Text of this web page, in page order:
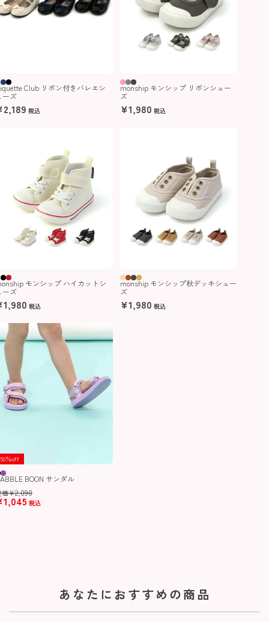
Club リボン付きバレエシ
ーズ
2,189 税込
monship モンシップ リボンシュー
ズ
¥1,980 税込
モンシップ ハイカットシ
ーズ
1,980 税込
monship モンシップ秋デッキシュー
ズ
¥1,980 税込
50％off
BOON サンダル
価¥2,090
1,045 税込
あなたにおすすめの商品